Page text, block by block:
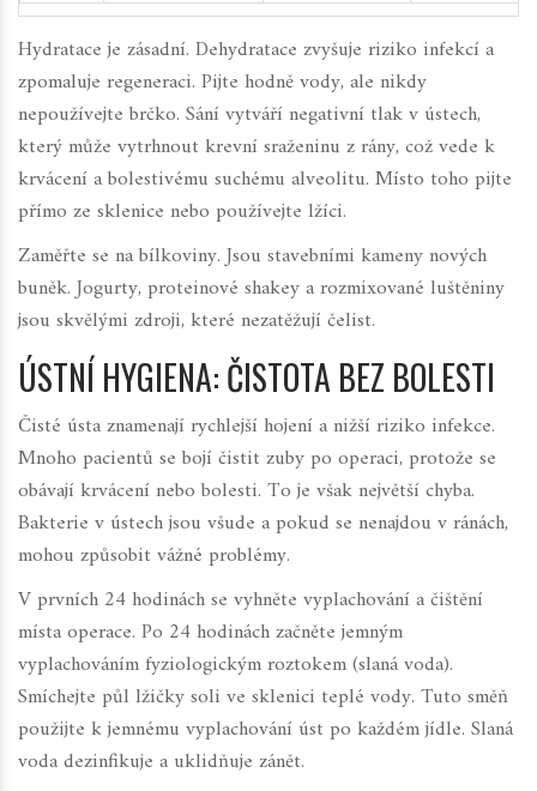
Hydratace je zásadní. Dehydratace zvyšuje riziko infekcí a
zpomaluje regeneraci. Pijte hodně vody, ale nikdy
nepoužívejte brčko. Sání vytváří negativní tlak v ústech,
který může vytrhnout krevní sraženinu z rány, což vede k
krvácení a bolestivému suchému alveolitu. Místo toho pijte
přímo ze sklenice nebo používejte lžíci.
Zaměřte se na bílkoviny. Jsou stavebními kameny nových
buněk. Jogurty, proteinové shakey a rozmixované luštěniny
jsou skvělými zdroji, které nezatěžují čelist.
ÚSTNÍ HYGIENA: ČISTOTA BEZ BOLESTI
Čisté ústa znamenají rychlejší hojení a nižší riziko infekce.
Mnoho pacientů se bojí čistit zuby po operaci, protože se
obávají krvácení nebo bolesti. To je však největší chyba.
Bakterie v ústech jsou všude a pokud se nenajdou v ránách,
mohou způsobit vážné problémy.
V prvních 24 hodinách se vyhněte vyplachování a čištění
místa operace. Po 24 hodinách začněte jemným
vyplachováním fyziologickým roztokem (slaná voda).
Smíchejte půl lžičky soli ve sklenici teplé vody. Tuto směň
použijte k jemnému vyplachování úst po každém jídle. Slaná
voda dezinfikuje a uklidňuje zánět.